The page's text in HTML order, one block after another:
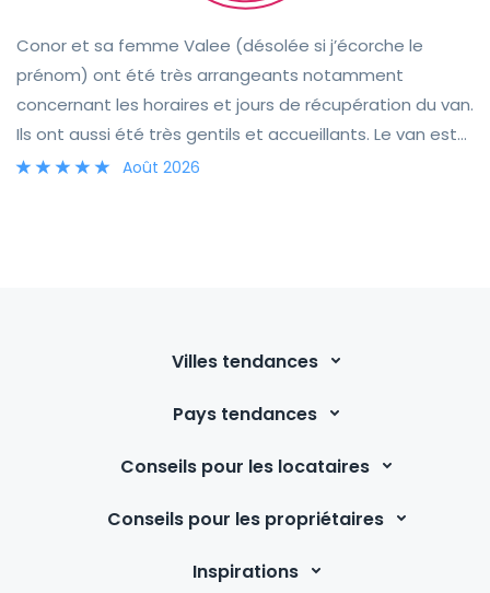
Conor et sa femme Valee (désolée si j’écorche le
prénom) ont été très arrangeants notamment
concernant les horaires et jours de récupération du van.
Ils ont aussi été très gentils et accueillants. Le van est
super et très fonctionnel. Il contient tout le nécessaire
Août 2026
Villes tendances
Pays tendances
Conseils pour les locataires
Conseils pour les propriétaires
Inspirations